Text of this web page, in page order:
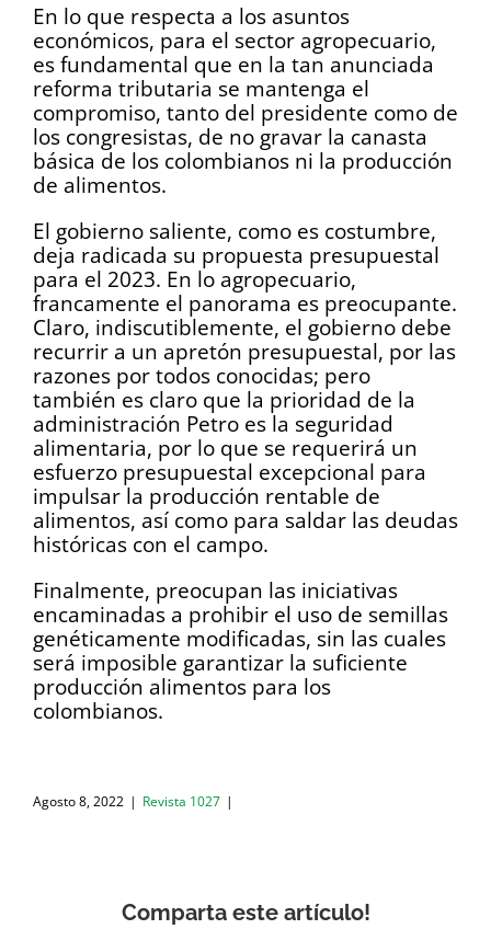
En lo que respecta a los asuntos
económicos, para el sector agropecuario,
es fundamental que en la tan anunciada
reforma tributaria se mantenga el
compromiso, tanto del presidente como de
los congresistas, de no gravar la canasta
básica de los colombianos ni la producción
de alimentos.
El gobierno saliente, como es costumbre,
deja radicada su propuesta presupuestal
para el 2023. En lo agropecuario,
francamente el panorama es preocupante.
Claro, indiscutiblemente, el gobierno debe
recurrir a un apretón presupuestal, por las
razones por todos conocidas; pero
también es claro que la prioridad de la
administración Petro es la seguridad
alimentaria, por lo que se requerirá un
esfuerzo presupuestal excepcional para
impulsar la producción rentable de
alimentos, así como para saldar las deudas
históricas con el campo.
Finalmente, preocupan las iniciativas
encaminadas a prohibir el uso de semillas
genéticamente modificadas, sin las cuales
será imposible garantizar la suficiente
producción alimentos para los
colombianos.
Agosto 8, 2022 | Revista 1027 |
Comparta este artículo!